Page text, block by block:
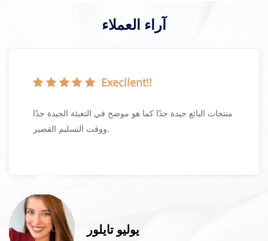
آراء العملاء
Execllent!!
منتجات البائع جيدة جدًا كما هو موضح في التعبئة الجيدة جدًا
ووقت التسليم القصير.
يوليو تايلور